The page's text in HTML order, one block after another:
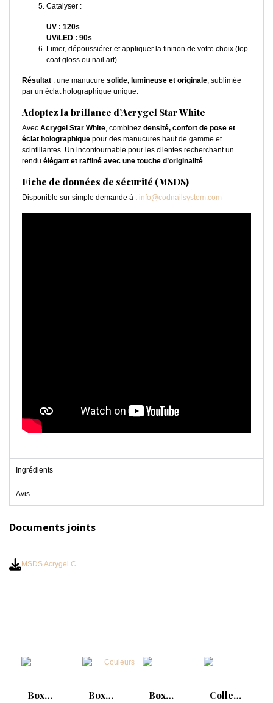
Catalyser :
UV : 120s
UV/LED : 90s
Limer, dépoussiérer et appliquer la finition de votre choix (top
coat gloss ou nail art).
Résultat : une manucure solide, lumineuse et originale, sublimée
par un éclat holographique unique.
Adoptez la brillance d’Acrygel Star White
Avec Acrygel Star White, combinez densité, confort de pose et
éclat holographique pour des manucures haut de gamme et
scintillantes. Un incontournable pour les clientes recherchant un
rendu élégant et raffiné avec une touche d’originalité.
Fiche de données de sécurité (MSDS)
Disponible sur simple demande à : info@codnailsystem.com
Ingrédients
Avis
Documents joints
MSDS Acrygel C
Box
Box
Box
Collection